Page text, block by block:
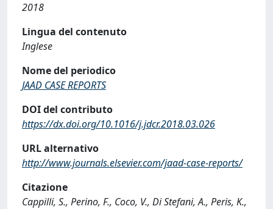
2018
Lingua del contenuto
Inglese
Nome del periodico
‫JAAD CASE REPORTS
DOI del contributo
https://dx.doi.org/10.1016/j.jdcr.2018.03.026
URL alternativo
http://www.journals.elsevier.com/jaad-case-reports/
Citazione
Cappilli, S., Perino, F., Coco, V., Di Stefani, A., Peris, K.,